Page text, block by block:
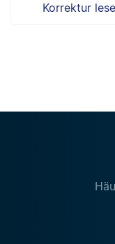
Korrektur